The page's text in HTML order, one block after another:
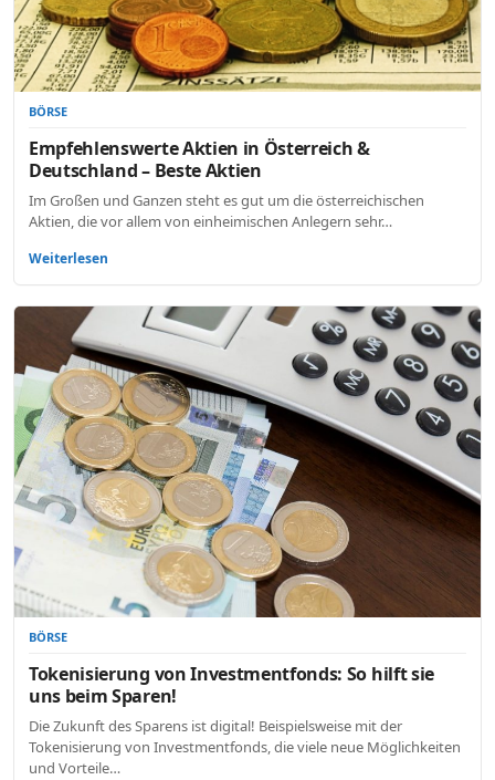
BÖRSE
Empfehlenswerte Aktien in Österreich &
Deutschland – Beste Aktien
Im Großen und Ganzen steht es gut um die österreichischen
Aktien, die vor allem von einheimischen Anlegern sehr…
Weiterlesen
BÖRSE
Tokenisierung von Investmentfonds: So hilft sie
uns beim Sparen!
Die Zukunft des Sparens ist digital! Beispielsweise mit der
Tokenisierung von Investmentfonds, die viele neue Möglichkeiten
und Vorteile…